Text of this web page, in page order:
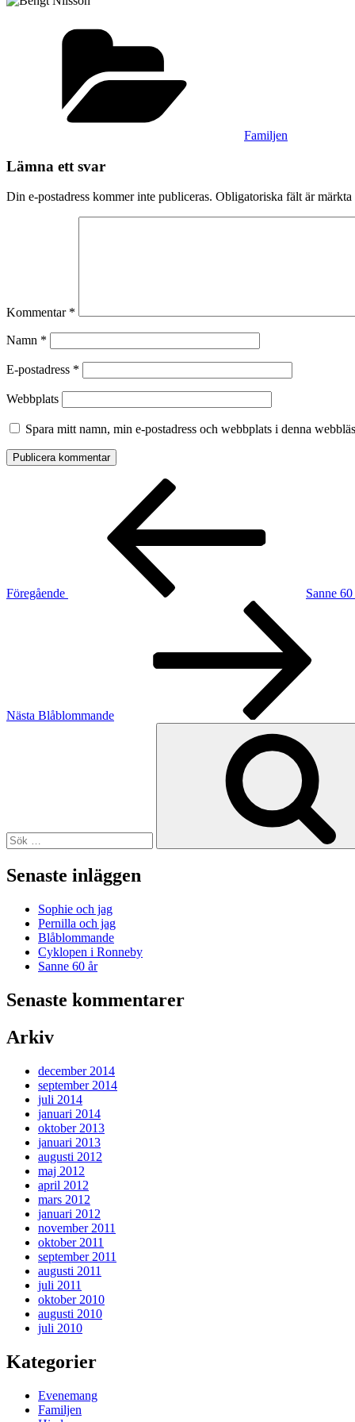
Familjen
Lämna ett svar
Din e-postadress kommer inte publiceras. Obligatoriska fält är märkta
Kommentar *
Namn *
E-postadress *
Webbplats
Spara mitt namn, min e-postadress och webbplats i denna
Inläggsnavigering
Föregående
Sanne 60
Nästa Blåblommande
Senaste inläggen
Sophie och jag
Pernilla och jag
Blåblommande
Cyklopen i Ronneby
Sanne 60 år
Senaste kommentarer
Arkiv
december 2014
september 2014
juli 2014
januari 2014
oktober 2013
januari 2013
augusti 2012
maj 2012
april 2012
mars 2012
januari 2012
november 2011
oktober 2011
september 2011
augusti 2011
juli 2011
oktober 2010
augusti 2010
juli 2010
Kategorier
Evenemang
Familjen